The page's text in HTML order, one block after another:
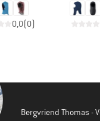
0,0(0)
Bergvriend Thomas -